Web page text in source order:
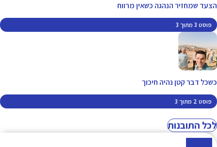
הצעד שמחזיר הנהגה כשאין מרווח
פוסט 3 מתוך 3
כשכל דבר קטן נהיה חיכוך
פוסט 2 מתוך 3
לכל התובנות